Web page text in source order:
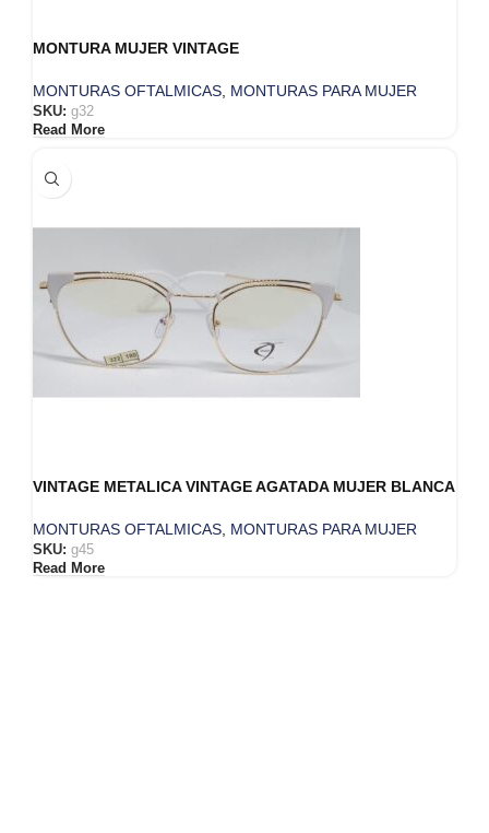
MONTURA MUJER VINTAGE
MONTURAS OFTALMICAS MONTURAS PARA MUJER
SKU: g32
Read More
VINTAGE METALICA VINTAGE AGATADA MUJER BLANCA
MONTURAS OFTALMICAS, MONTURAS PARA MUJER
SKU: g45
Read More